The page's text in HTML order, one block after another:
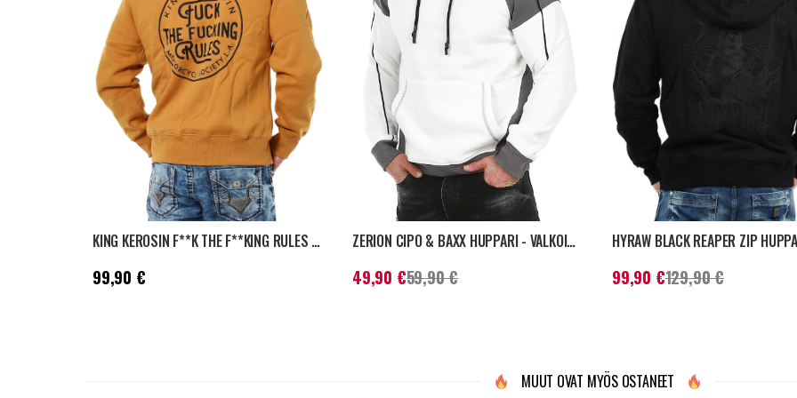
KING KEROSIN F**K THE F**KING RULES HUPPARI - VAALEANRUSKEA
Hinta:99,90 €
99,90 €
ZERION CIPO & BAXX HUPPARI - VALKOINEN
Nykyinen hinta:49,90 €
59,90 €
49,90 €59,90 €
Nykyinen hinta:99,90 €
129,90 €
99,90 €129,90 €
MUUT OVAT MYÖS OSTANEET